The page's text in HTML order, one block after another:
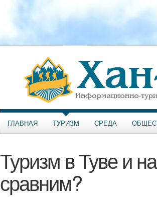
ГЛАВНАЯ ТУРИЗМ СРЕДА
Туризм в Туве и
сравним?